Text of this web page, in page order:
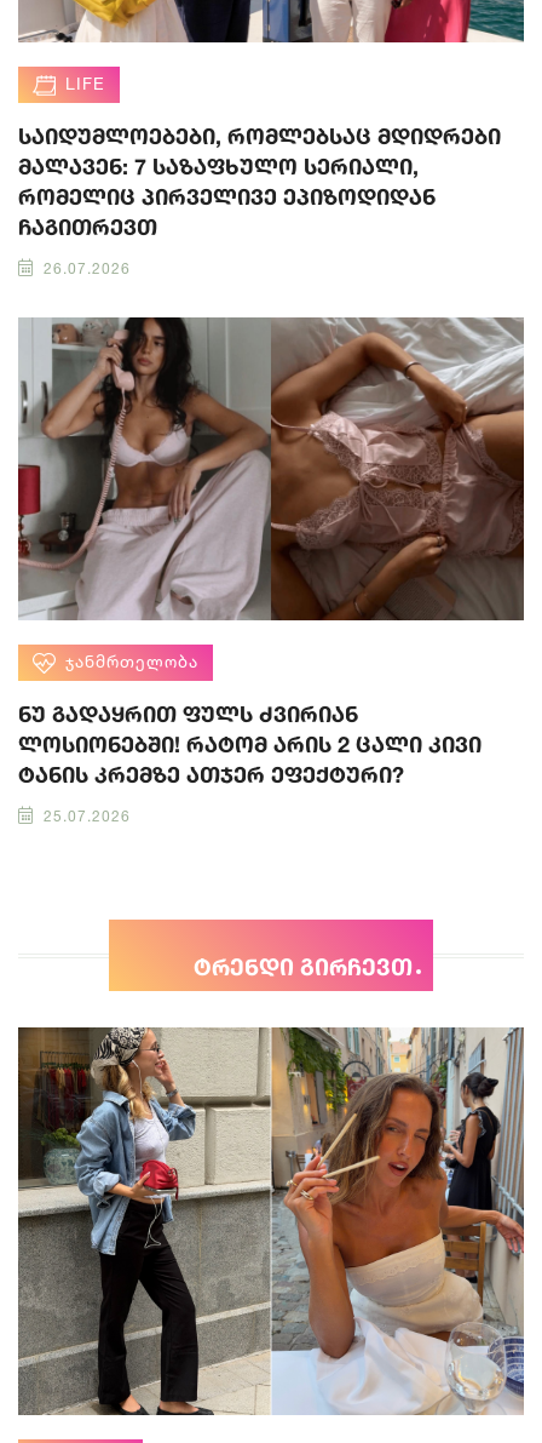
LIFE
საიდუმლოებები, რომლებსაც მდიდრები
მალავენ: 7 საზაფხულო სერიალი,
რომელიც პირველივე ეპიზოდიდან
ჩაგითრევთ
26.07.2026
ᲯᲐᲜᲛᲠᲗᲔᲚᲝᲑᲐ
ნუ გადაყრით ფულს ძვირიან
ლოსიონებში! რატომ არის 2 ცალი კივი
ტანის კრემზე ათჯერ ეფექტური?
25.07.2026
ტრენდი გირჩევთ